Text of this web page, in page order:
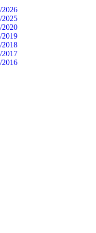
2026
2025
2020
2019
2018
2017
2016